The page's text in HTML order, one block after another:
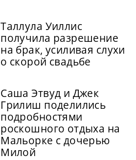
Таллула Уиллис
получила разрешение
на брак, усиливая слухи
о скорой свадьбе
Саша Этвуд и Джек
Грилиш поделились
подробностями
роскошного отдыха на
Мальорке с дочерью
Милой